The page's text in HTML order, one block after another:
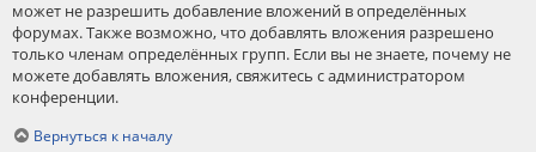
может не разрешить добавление вложений в определённых
форумах. Также возможно, что добавлять вложения разрешено
только членам определённых групп. Если вы не знаете, почему не
можете добавлять вложения, свяжитесь с администратором
конференции.
Вернуться к началу